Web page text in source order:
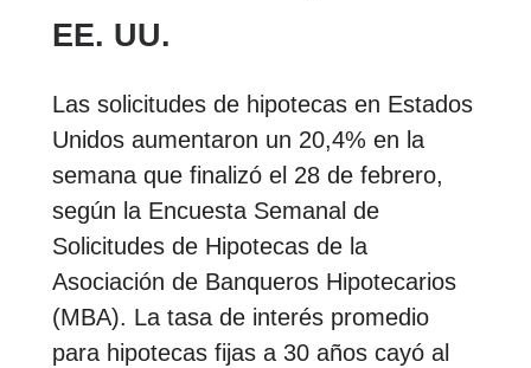
EE. UU.
Las solicitudes de hipotecas en Estados
Unidos aumentaron un 20,4% en la
semana que finalizó el 28 de febrero,
según la Encuesta Semanal de
Solicitudes de Hipotecas de la
Asociación de Banqueros Hipotecarios
(MBA). La tasa de interés promedio
para hipotecas fijas a 30 años cayó al